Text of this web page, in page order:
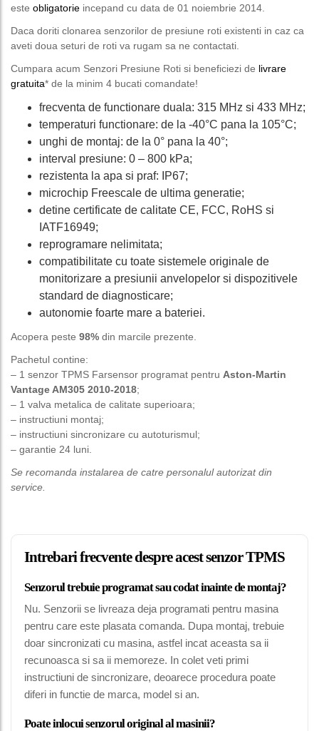
este obligatorie incepand cu data de 01 noiembrie 2014.
Daca doriti clonarea senzorilor de presiune roti existenti in caz ca
aveti doua seturi de roti va rugam sa ne contactati.
Cumpara acum Senzori Presiune Roti si beneficiezi de livrare
gratuita* de la minim 4 bucati comandate!
frecventa de functionare duala: 315 MHz si 433 MHz;
temperaturi functionare: de la -40°C pana la 105°C;
unghi de montaj: de la 0° pana la 40°;
interval presiune: 0 – 800 kPa;
rezistenta la apa si praf: IP67;
microchip Freescale de ultima generatie;
detine certificate de calitate CE, FCC, RoHS si
IATF16949;
reprogramare nelimitata;
compatibilitate cu toate sistemele originale de
monitorizare a presiunii anvelopelor si dispozitivele
standard de diagnosticare;
autonomie foarte mare a bateriei.
Acopera peste 98% din marcile prezente.
Pachetul contine:
– 1 senzor TPMS Farsensor programat pentru Aston-Martin
Vantage AM305 2010-2018;
– 1 valva metalica de calitate superioara;
– instructiuni montaj;
– instructiuni sincronizare cu autoturismul;
– garantie 24 luni.
Se recomanda instalarea de catre personalul autorizat din
service.
Intrebari frecvente despre acest senzor TPMS
Senzorul trebuie programat sau codat inainte de montaj?
Nu. Senzorii se livreaza deja programati pentru masina
pentru care este plasata comanda. Dupa montaj, trebuie
doar sincronizati cu masina, astfel incat aceasta sa ii
recunoasca si sa ii memoreze. In colet veti primi
instructiuni de sincronizare, deoarece procedura poate
diferi in functie de marca, model si an.
Poate inlocui senzorul original al masinii?